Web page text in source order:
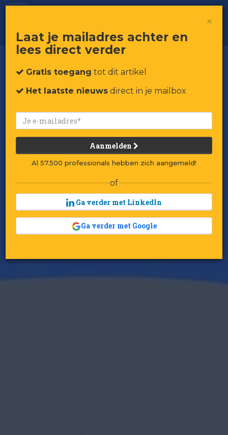
×
Laat je mailadres achter en
lees direct verder
Gratis toegang tot dit artikel
Het laatste nieuws direct in je mailbox
Aanmelden
Al 57.500 professionals hebben zich aangemeld!
of
Ga verder met LinkedIn
Ga verder met Google